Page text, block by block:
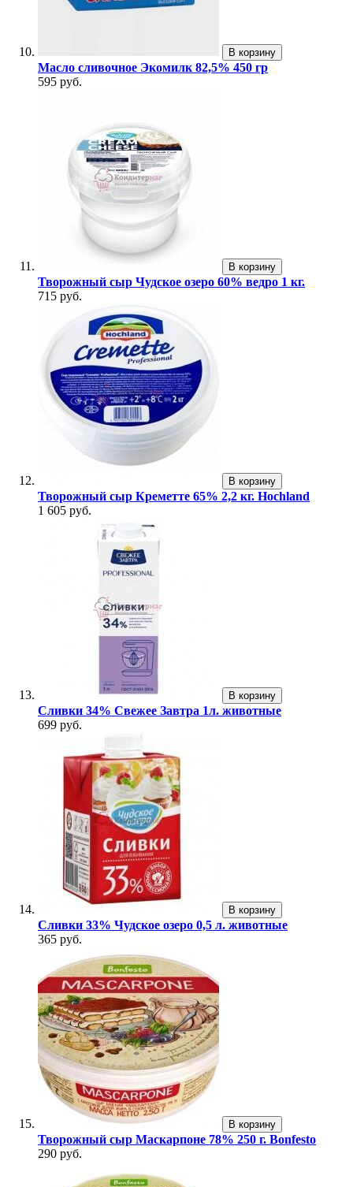
В корзину
Масло сливочное Экомилк 82,5% 450 гр
595 руб.
В корзину
Творожный сыр Чудское озеро 60% ведро 1 кг.
715 руб.
В корзину
Творожный сыр Креметте 65% 2,2 кг. Hochland
1 605 руб.
В корзину
Сливки 34% Свежее Завтра 1л. животные
699 руб.
В корзину
Сливки 33% Чудское озеро 0,5 л. животные
365 руб.
В корзину
Творожный сыр Маскарпоне 78% 250 г. Bonfesto
290 руб.